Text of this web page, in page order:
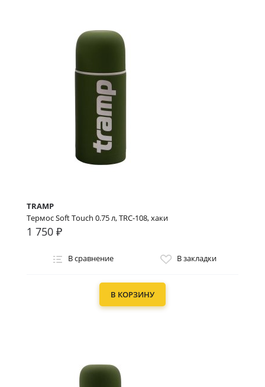
TRAMP
Термос Soft Touch 0.75 л, TRC-108, хаки
1 750 ₽
В сравнение В закладки
В КОРЗИНУ